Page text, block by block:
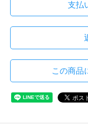
支払
この商品